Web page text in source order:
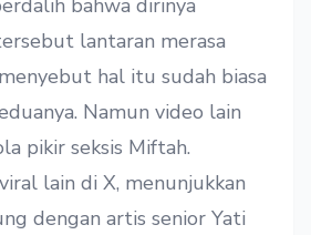
bahwa dirinya
lantaran merasa
hal itu sudah biasa
Namun video lain
pikir seksis Miftah.
lain di X, menunjukkan
dengan artis senior Yati